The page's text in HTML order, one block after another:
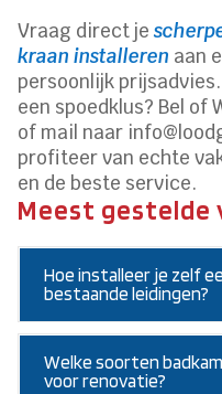
Vraag direct je
kraan installeren aan
persoonlijk
een spoedklus? Bel of
of mail naar
profiteer van echte
en de beste service.
Meest gestelde
Hoe installeer je zelf
bestaande leidingen?
Welke soorten
voor renovatie?